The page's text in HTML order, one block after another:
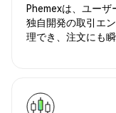
Phemexは、ユーザ
独自開発の取引エ
理でき、注文にも